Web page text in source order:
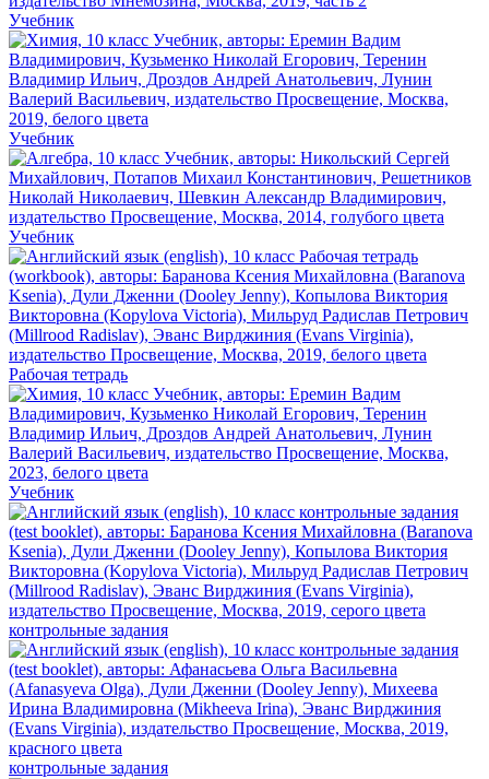
Учебник
Учебник
Учебник
Рабочая тетрадь
Учебник
контрольные задания
контрольные задания